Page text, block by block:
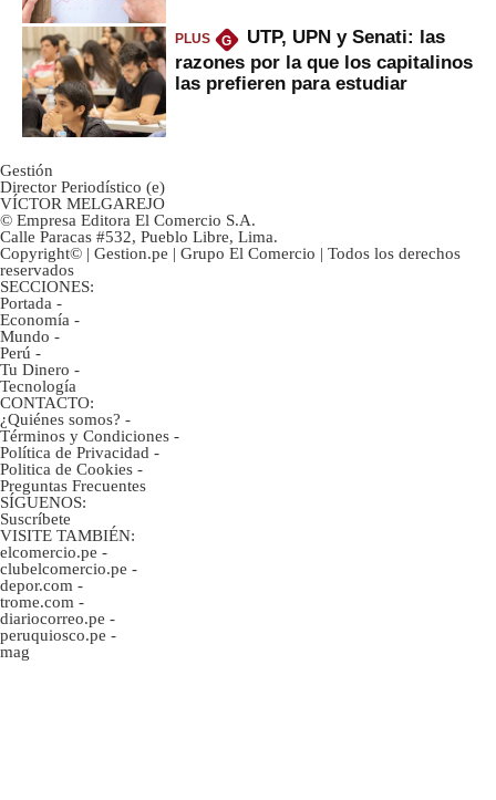
PLUS G
UTP, UPN y Senati: las
razones por la que los capitalinos
las prefieren para estudiar
Gestión
Director Periodístico (e)
VÍCTOR MELGAREJO
© Empresa Editora El Comercio S.A.
Calle Paracas #532, Pueblo Libre, Lima.
Copyright© | Gestion.pe | Grupo El Comercio | Todos los derechos
reservados
SECCIONES:
Portada -
Economía -
Mundo -
Perú -
Tu Dinero -
Tecnología
CONTACTO:
¿Quiénes somos? -
Términos y Condiciones -
Política de Privacidad -
Politica de Cookies -
Preguntas Frecuentes
SÍGUENOS:
Suscríbete
VISITE TAMBIÉN:
elcomercio.pe -
clubelcomercio.pe -
depor.com -
trome.com -
diariocorreo.pe -
peruquiosco.pe -
mag